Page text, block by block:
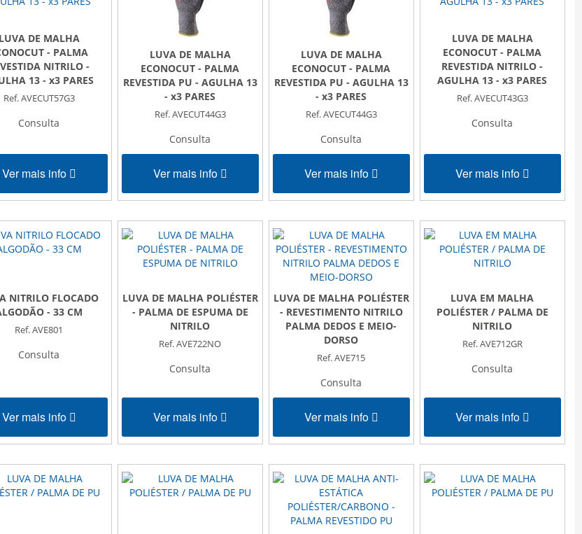
LUVA DE MALHA
- PALMA
NITRILO -
13 - x3 PARES
Ref. AVECUT57G3
Consulta
Ver mais info
LUVA DE MALHA
ECONOCUT - PALMA
REVESTIDA PU - AGULHA 13
- x3 PARES
Ref. AVECUT44G3
Consulta
Ver mais info
LUVA DE MALHA
ECONOCUT - PALMA
REVESTIDA PU - AGULHA 13
- x3 PARES
Ref. AVECUT44G3
Consulta
Ver mais info
LUVA DE MALHA
ECONOCUT - PALMA
REVESTIDA NITRILO -
AGULHA 13 - x3 PARES
Ref. AVECUT43G3
Consulta
Ver mais info
NITRILO FLOCADO
- 33 CM
Ref. AVE801
Consulta
Ver mais info
LUVA DE MALHA POLIÉSTER
- PALMA DE ESPUMA DE
NITRILO
Ref. AVE722NO
Consulta
Ver mais info
LUVA DE MALHA POLIÉSTER
- REVESTIMENTO NITRILO
PALMA DEDOS E MEIO-
DORSO
Ref. AVE715
Consulta
Ver mais info
LUVA EM MALHA
POLIÉSTER / PALMA DE
NITRILO
Ref. AVE712GR
Consulta
Ver mais info